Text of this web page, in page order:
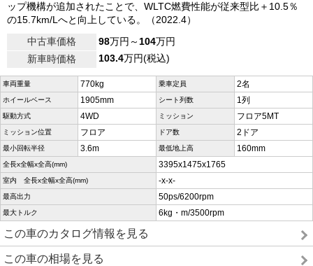
ップ機構が追加されたことで、WLTC燃費性能が従来型比＋10.5％
の15.7km/Lへと向上している。（2022.4）
中古車価格
98万円～104万円
新車時価格
103.4万円(税込)
車両重量 770kg 乗車定員 2名
ホイールベース 1905mm シート列数 1列
駆動方式 4WD ミッション フロア5MT
ミッション位置 フロア ドア数 2ドア
最小回転半径 3.6m 最低地上高 160mm
全長x全幅x全高(mm) 3395x1475x1765
室内 全長x全幅x全高(mm) -x-x-
最高出力 50ps/6200rpm
最大トルク 6kg・m/3500rpm
この車のカタログ情報を見る
この車の相場を見る